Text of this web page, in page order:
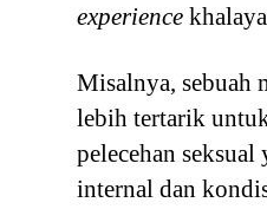
experience
Misalnya, sebuah
lebih tertarik
pelecehan
internal dan